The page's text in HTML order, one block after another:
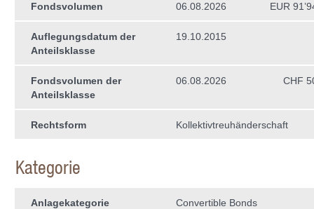
Fondsvolumen 06.08.2026 EUR
Auflegungsdatum der
Anteilsklasse
19.10.2015
Fondsvolumen der
Anteilsklasse
06.08.2026 CHF
Rechtsform Kollektivtreuhän­derschaft
Kategorie
Anlagekategorie Convertible Bonds